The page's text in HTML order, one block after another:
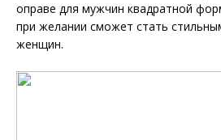
оправе для мужчин квадратной
при желании сможет стать
женщин.